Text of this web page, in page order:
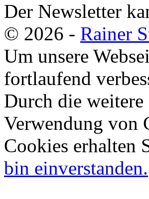
Der Newsletter
© 2026 - Rainer
Um unsere
fortlaufend
Durch die weitere
Verwendung von
Cookies erhalten
bin einverstanden.